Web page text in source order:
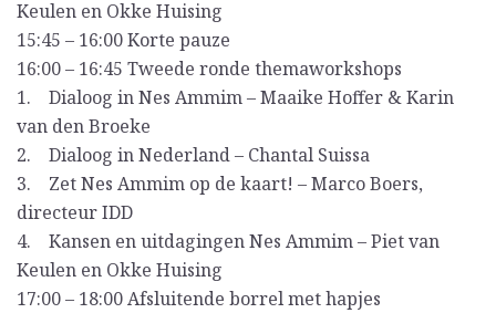
Keulen en Okke Huising
15:45 – 16:00 Korte pauze
16:00 – 16:45 Tweede ronde themaworkshops
1. Dialoog in Nes Ammim – Maaike Hoffer & Karin
van den Broeke
2. Dialoog in Nederland – Chantal Suissa
3. Zet Nes Ammim op de kaart! – Marco Boers,
directeur IDD
4. Kansen en uitdagingen Nes Ammim – Piet van
Keulen en Okke Huising
17:00 – 18:00 Afsluitende borrel met hapjes